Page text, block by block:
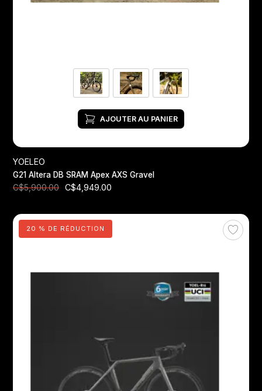
AJOUTER AU PANIER
YOELEO
G21 Altera DB SRAM Apex AXS Gravel
C$5,900.00
C$4,949.00
20 % DE RÉDUCTION